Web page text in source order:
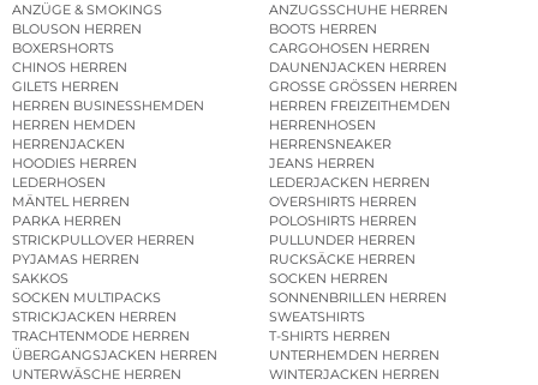
ANZÜGE & SMOKINGS
ANZUGSSCHUHE HERREN
BLOUSON HERREN
BOOTS HERREN
BOXERSHORTS
CARGOHOSEN HERREN
CHINOS HERREN
DAUNENJACKEN HERREN
GILETS HERREN
GROSSE GRÖSSEN HERREN
HERREN BUSINESSHEMDEN
HERREN FREIZEITHEMDEN
HERREN HEMDEN
HERRENHOSEN
HERRENJACKEN
HERRENSNEAKER
HOODIES HERREN
JEANS HERREN
LEDERHOSEN
LEDERJACKEN HERREN
MÄNTEL HERREN
OVERSHIRTS HERREN
PARKA HERREN
POLOSHIRTS HERREN
STRICKPULLOVER HERREN
PULLUNDER HERREN
PYJAMAS HERREN
RUCKSÄCKE HERREN
SAKKOS
SOCKEN HERREN
SOCKEN MULTIPACKS
SONNENBRILLEN HERREN
STRICKJACKEN HERREN
SWEATSHIRTS
TRACHTENMODE HERREN
T-SHIRTS HERREN
ÜBERGANGSJACKEN HERREN
UNTERHEMDEN HERREN
UNTERWÄSCHE HERREN
WINTERJACKEN HERREN